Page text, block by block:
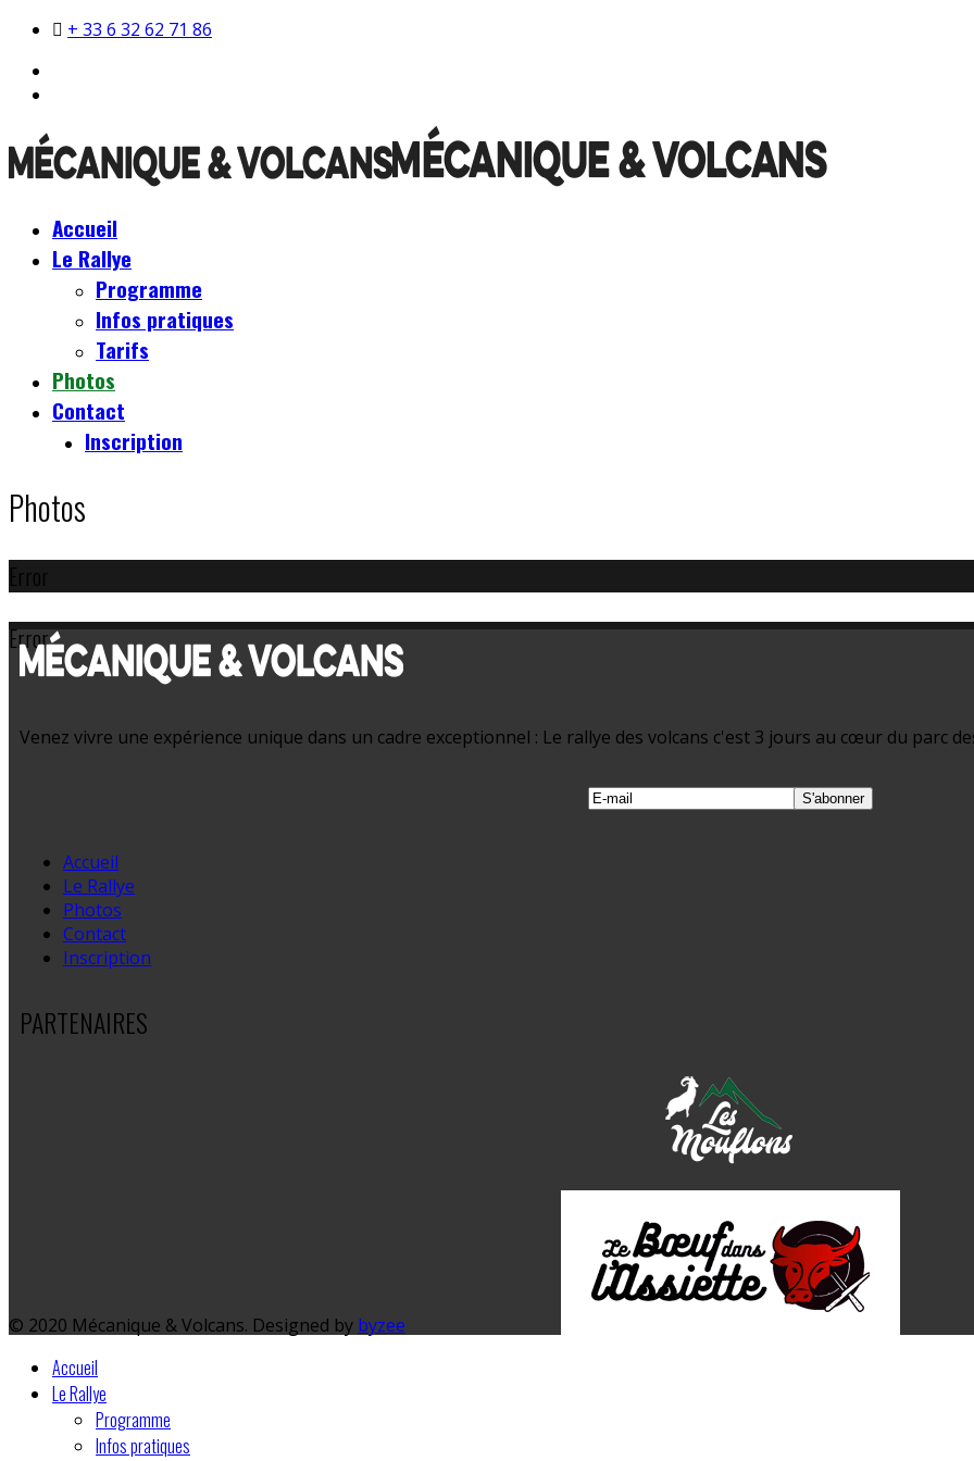
+ 33 6 32 62 71 86
Accueil
Le Rallye
Programme
Infos pratiques
Tarifs
Photos
Contact
Inscription
Photos
Error
Error
Venez vivre une expérience unique dans un cadre exceptionnel : Le rallye des volcans c'est 3 jours au cœur du parc
Accueil
Le Rallye
Photos
Contact
Inscription
PARTENAIRES
© 2020 Mécanique & Volcans. Designed by byzee
Accueil
Le Rallye
Programme
Infos pratiques